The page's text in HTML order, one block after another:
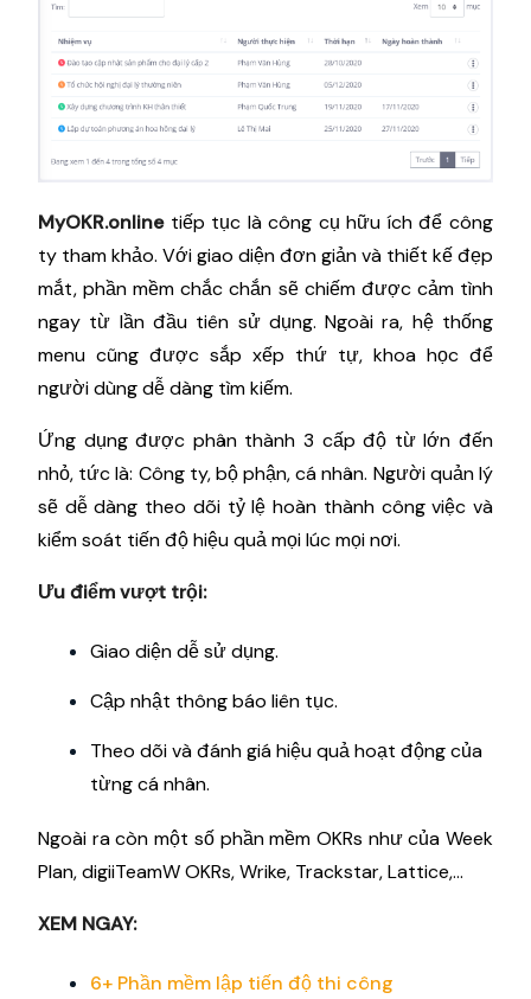
MyOKR.onlinetiếp tục là công cụ hữu ích để công
ty tham khảo. Với giao diện đơn giản và thiết kế đẹp
mắt, phần mềm chắc chắn sẽ chiếm được cảm tình
ngay từ lần đầu tiên sử dụng. Ngoài ra, hệ thống
menu cũng được sắp xếp thứ tự, khoa học để
người dùng dễ dàng tìm kiếm.
Ứng dụng được phân thành 3 cấp độ từ lớn đến
nhỏ, tức là: Công ty, bộ phận, cá nhân. Người quản lý
sẽ dễ dàng theo dõi tỷ lệ hoàn thành công việc và
kiểm soát tiến độ hiệu quả mọi lúc mọi nơi.
Ưu điểm vượt trội:
Giao diện dễ sử dụng.
Cập nhật thông báo liên tục.
Theo dõi và đánh giá hiệu quả hoạt động của
từng cá nhân.
Ngoài ra còn một số phần mềm OKRs như của Week
Plan, digiiTeamW OKRs, Wrike, Trackstar, Lattice,...
XEM NGAY:
6+ Phần mềm lập tiến độ thi công